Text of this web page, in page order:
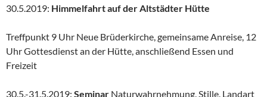
30.5.2019: Himmelfahrt auf der Altstädter Hütte
Treffpunkt 9 Uhr Neue Brüderkirche, gemeinsame Anreise, 12
Uhr Gottesdienst an der Hütte, anschließend Essen und
Freizeit
30.5.-31.5.2019: Seminar Naturwahrnehmung, Stille, Landart